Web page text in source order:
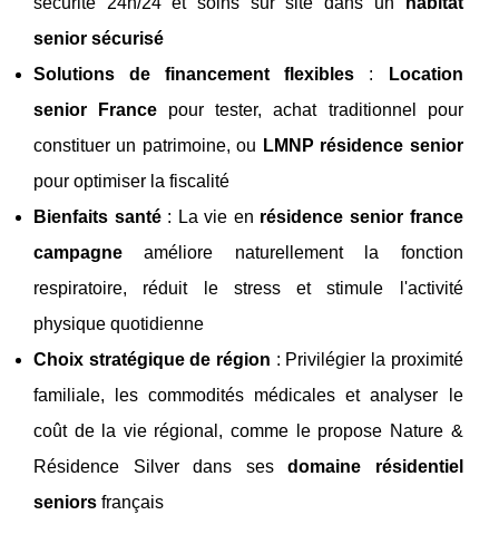
senior sécurisé
Solutions de financement flexibles :
Location
senior France pour tester, achat traditionnel pour
constituer un patrimoine, ou LMNP résidence senior
pour optimiser la fiscalité
Bienfaits santé: La vie en résidence senior france
campagne améliore naturellement la fonction
respiratoire, réduit le stress et stimule l'activité
physique quotidienne
Choix stratégique de région : Privilégier la proximité
familiale, les commodités médicales et analyser le
coût de la vie régional, comme le propose Nature &
Résidence Silver dans sesdomaine résidentiel
seniors français